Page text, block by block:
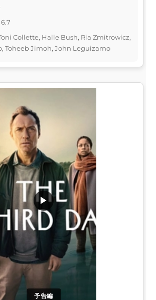
Collette, Halle Bush, Ria Zmitrowicz,
Toheeb Jimoh, John Leguizamo
予告編
▶